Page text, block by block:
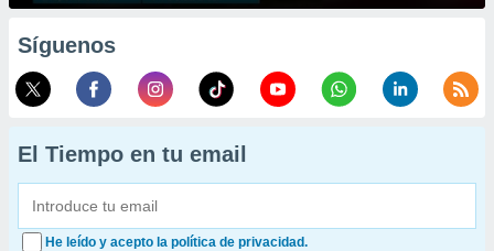
Síguenos
El Tiempo en tu email
He leído y acepto la política de privacidad.